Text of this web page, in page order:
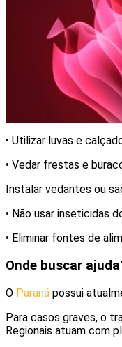
• Utilizar luvas e
• Vedar frestas e
Instalar vedantes ou
• Não usar inseticidas
• Eliminar fontes de
Onde buscar
O Paraná possui
Para casos graves, o
Regionais atuam com